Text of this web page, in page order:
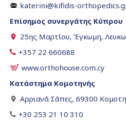
katerini@kifidis-
Επίσημος συνεργάτης Κύπρου
25ης Μαρτίου, Έγκωμη,
+357 22 660688
www.orthohouse.com.cy
Κατάστημα Κομοτηνής
Αρριανά Σάπες, 69300
+30 253 21 10 310